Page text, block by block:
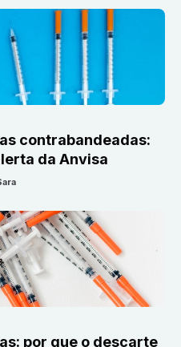
contrabandeadas:
da Anvisa
por que o descarte